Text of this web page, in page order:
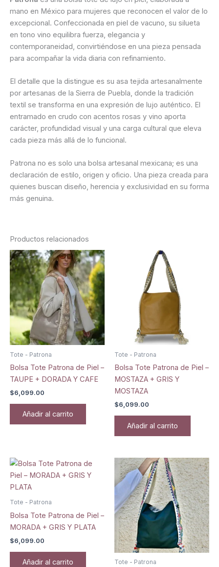
mano en México para mujeres que reconocen el valor de lo
excepcional. Confeccionada en piel de vacuno, su silueta
en tono vino equilibra fuerza, elegancia y
contemporaneidad, convirtiéndose en una pieza pensada
para acompañar la vida diaria con refinamiento.
El detalle que la distingue es su asa tejida artesanalmente
por artesanas de la Sierra de Puebla, donde la tradición
textil se transforma en una expresión de lujo auténtico. El
entramado en crudo con acentos rosas y vino aporta
carácter, profundidad visual y una carga cultural que eleva
cada pieza más allá de lo funcional.
Patrona no es solo una bolsa artesanal mexicana; es una
declaración de estilo, origen y oficio. Una pieza creada para
quienes buscan diseño, herencia y exclusividad en su forma
más genuina.
Productos relacionados
Tote - Patrona
Bolsa Tote Patrona de Piel –
TAUPE + DORADA Y CAFE
$6,099.00
Añadir al carrito
Tote - Patrona
Bolsa Tote Patrona de Piel –
MOSTAZA + GRIS Y
MOSTAZA
$6,099.00
Añadir al carrito
Tote - Patrona
Bolsa Tote Patrona de Piel –
MORADA + GRIS Y PLATA
$6,099.00
Añadir al carrito Tote - Patrona